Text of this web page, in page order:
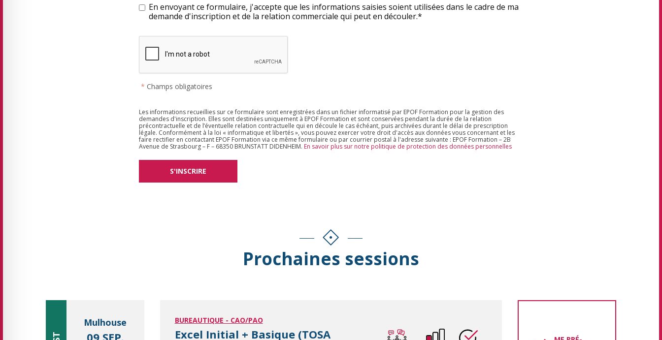
En envoyant ce formulaire, j'accepte que les informations saisies soient utilisées dans le cadre de ma
demande d'inscription et de la relation commerciale qui peut en découler.*
* Champs obligatoires
Les informations recueillies sur ce formulaire sont enregistrées dans un fichier informatisé par EPOF Formation pour la gestion des
demandes d'inscription. Elles sont destinées uniquement à EPOF Formation et sont conservées pendant la durée de la relation
précontractuelle et de l’éventuelle relation contractuelle qui en découle le cas échéant, puis archivées durant le délai de prescription
légale. Conformément à la loi « informatique et libertés », vous pouvez exercer votre droit d'accès aux données vous concernant et les
faire rectifier en contactant EPOF Formation via ce même formulaire ou par courrier postal à l'adresse suivante : EPOF Formation – 2B
Avenue de Strasbourg – F – 68350 BRUNSTATT DIDENHEIM. En savoir plus sur notre politique de protection des données personnelles
Prochaines sessions
Mulhouse
09 SEP.
BUREAUTIQUE - CAO/PAO
Excel Initial + Basique (TOSA